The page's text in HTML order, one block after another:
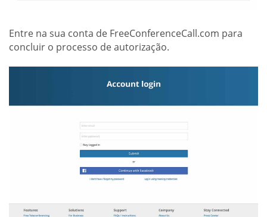
Entre na sua conta de FreeConferenceCall.com para
concluir o processo de autorização.